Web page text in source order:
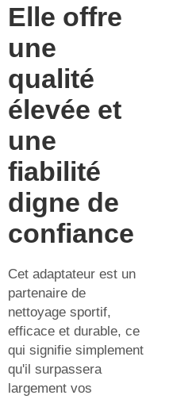
Elle offre
une
qualité
élevée et
une
fiabilité
digne de
confiance
Cet adaptateur est un
partenaire de
nettoyage sportif,
efficace et durable, ce
qui signifie simplement
qu'il surpassera
largement vos